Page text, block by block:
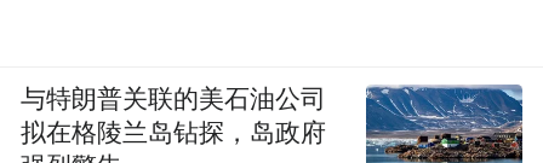
与特朗普关联的美石油公司
拟在格陵兰岛钻探，岛政府